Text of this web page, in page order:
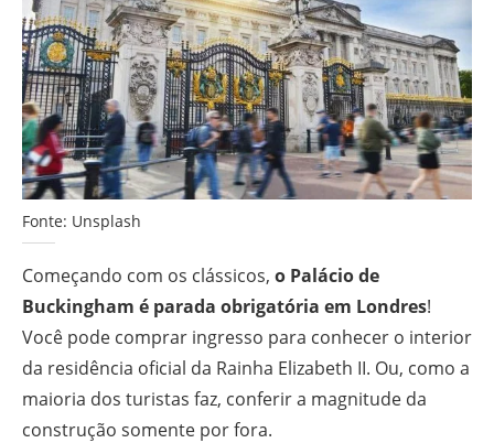
Fonte: Unsplash
Começando com os clássicos, o Palácio de
Buckingham é parada obrigatória em Londres!
Você pode comprar ingresso para conhecer o interior
da residência oficial da Rainha Elizabeth II. Ou, como a
maioria dos turistas faz, conferir a magnitude da
construção somente por fora.